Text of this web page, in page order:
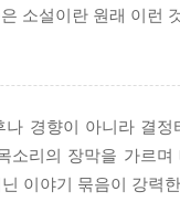
. 잔인해진다. 자유로
럼으로써 사건의 본
진정 누락되는 것이
기는커녕 관습적인
다는 말에 취해 있었
은 소설이란 원래 이런
나 경향이 아니라 결
소리의 장막을 가르
이야기 묶음이 강력